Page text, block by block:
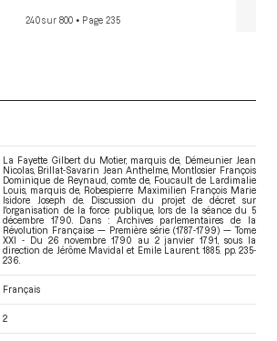
240 sur 800 • Page 235
La Fayette Gilbert du Motier, marquis de, Démeunier Jean
Nicolas, Brillat-Savarin Jean Anthelme, Montlosier François
Dominique de Reynaud, comte de, Foucault de Lardimalie
Louis, marquis de, Robespierre Maximilien François Marie
Isidore Joseph de. Discussion du projet de décret sur
l'organisation de la force publique, lors de la séance du 5
décembre 1790. Dans : Archives parlementaires de la
Révolution Française — Première série (1787-1799) — Tome
XXI - Du 26 novembre 1790 au 2 janvier 1791
, sous la
direction de Jérôme Mavidal et Emile Laurent. 1885. pp. 235-
236.
Français
2